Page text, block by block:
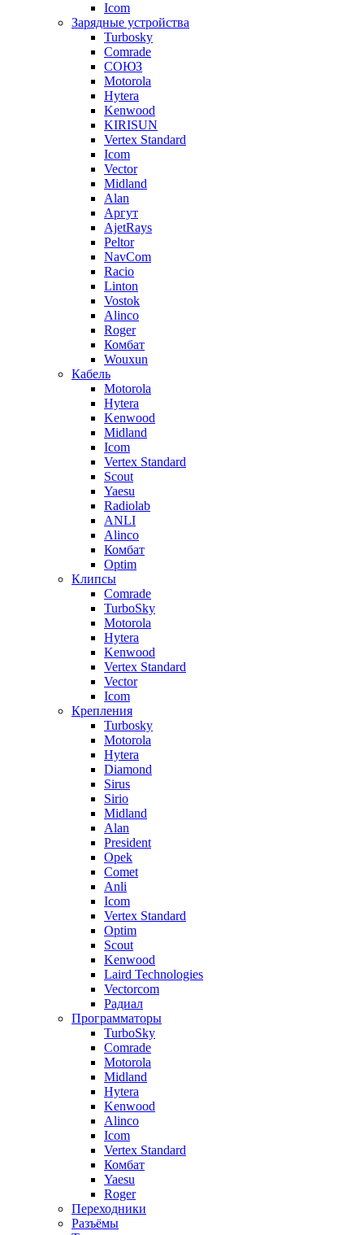
Icom
Зарядные устройства
Turbosky
Comrade
СОЮЗ
Motorola
Hytera
Kenwood
KIRISUN
Vertex Standard
Icom
Vector
Midland
Alan
Аргут
AjetRays
Peltor
NavCom
Racio
Linton
Vostok
Alinco
Roger
Комбат
Wouxun
Кабель
Motorola
Hytera
Kenwood
Midland
Icom
Vertex Standard
Scout
Yaesu
Radiolab
ANLI
Alinco
Комбат
Optim
Клипсы
Comrade
TurboSky
Motorola
Hytera
Kenwood
Vertex Standard
Vector
Icom
Крепления
Turbosky
Motorola
Hytera
Diamond
Sirus
Sirio
Midland
Alan
President
Opek
Comet
Anli
Icom
Vertex Standard
Optim
Scout
Kenwood
Laird Technologies
Vectorcom
Радиал
Программаторы
TurboSky
Comrade
Motorola
Midland
Hytera
Kenwood
Alinco
Icom
Vertex Standard
Комбат
Yaesu
Roger
Переходники
Разъёмы